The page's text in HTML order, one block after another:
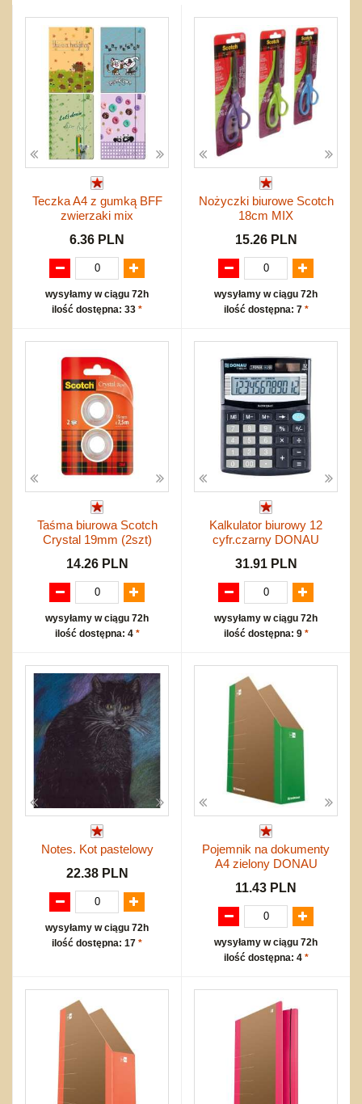
Okolicznościowe i świąteczne
Dźwiekowe
Bajkowe
Inne
Karuzelki
Maty do zabawy
Do rozkręcania
Bąki
Pojazdy
Inne
Mebelki
Inne
do siatkówki
do koszykówki
Nowości
Wyprzedaż
Promocje
Start
Zakupy hurtowe
Koszty przesyłki
Regulamin
Kontakt
Mapa produktów
Teczka A4 z gumką BFF
zwierzaki mix
6.36 PLN
wysyłamy w ciągu 72h
ilość dostępna: 33 *
Nożyczki biurowe Scotch
18cm MIX
15.26 PLN
wysyłamy w ciągu 72h
ilość dostępna: 7 *
Taśma biurowa Scotch
Crystal 19mm (2szt)
14.26 PLN
wysyłamy w ciągu 72h
ilość dostępna: 4 *
Kalkulator biurowy 12
cyfr.czarny DONAU
31.91 PLN
wysyłamy w ciągu 72h
ilość dostępna: 9 *
Notes. Kot pastelowy
22.38 PLN
wysyłamy w ciągu 72h
ilość dostępna: 17 *
Pojemnik na dokumenty
A4 zielony DONAU
11.43 PLN
wysyłamy w ciągu 72h
ilość dostępna: 4 *